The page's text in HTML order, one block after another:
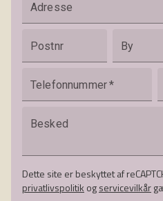
Adresse
Postnr By
Telefonnummer*
Besked
Dette site er beskyttet af
privatlivspolitik ogservicevilkår